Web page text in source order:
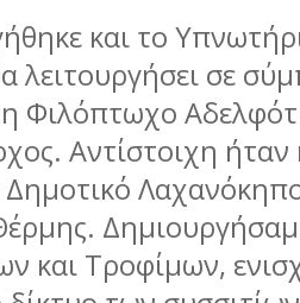
και το
λειτουργήσει σε
Φιλόπτωχο
Αντίστοιχη ήταν
Δημοτικό
και Τροφίμων,